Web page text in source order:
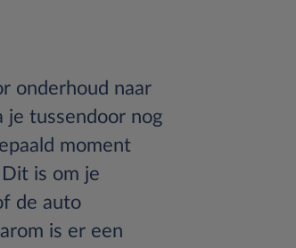
onderhoud naar
je tussendoor nog
moment
is om je
de auto
is er een